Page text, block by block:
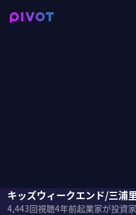
キッズウィークエンド/三浦
4,443回視聴4年前
三浦里江本田圭佑津田健次郎